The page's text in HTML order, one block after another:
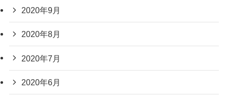
2020年9月
2020年8月
2020年7月
2020年6月